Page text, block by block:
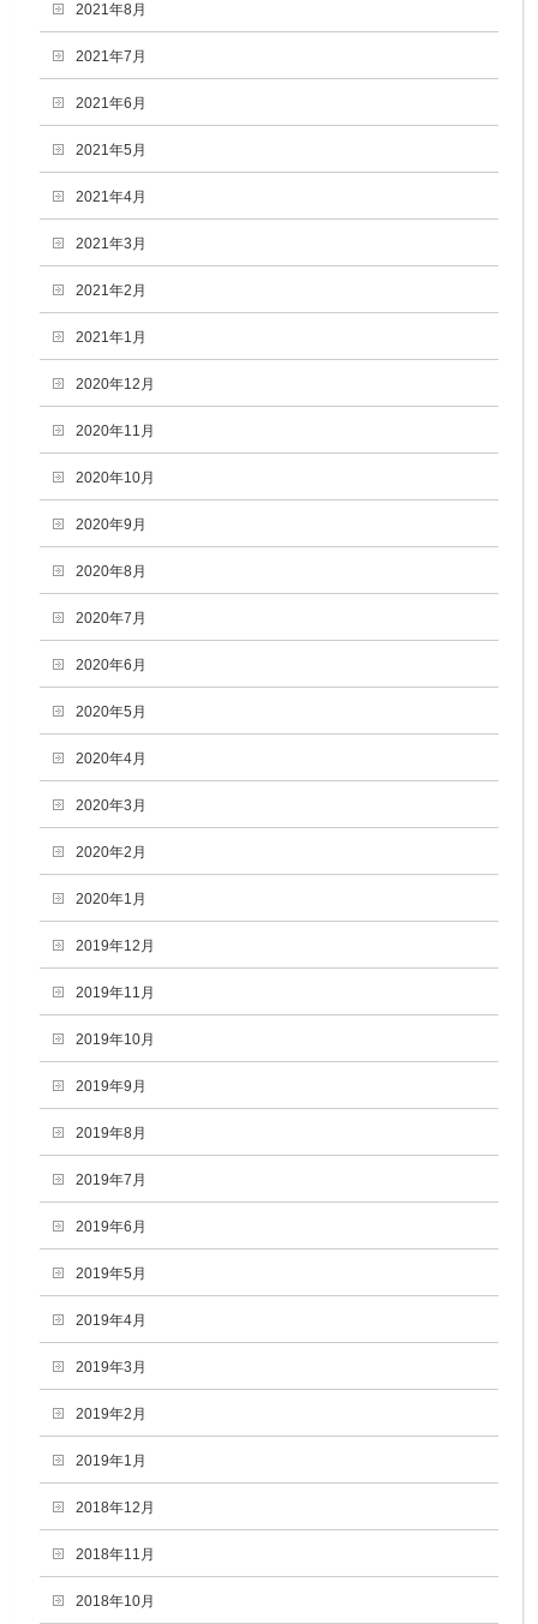
2021年8月
2021年7月
2021年6月
2021年5月
2021年4月
2021年3月
2021年2月
2021年1月
2020年12月
2020年11月
2020年10月
2020年9月
2020年8月
2020年7月
2020年6月
2020年5月
2020年4月
2020年3月
2020年2月
2020年1月
2019年12月
2019年11月
2019年10月
2019年9月
2019年8月
2019年7月
2019年6月
2019年5月
2019年4月
2019年3月
2019年2月
2019年1月
2018年12月
2018年11月
2018年10月